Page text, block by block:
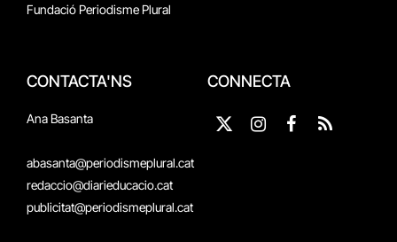
Fundació Periodisme Plural
CONTACTA'NS
Ana Basanta
abasanta@periodismeplural.cat
redaccio@diarieducacio.cat
publicitat@periodismeplural.cat
CONNECTA
X
InstagramFacebook
RSS